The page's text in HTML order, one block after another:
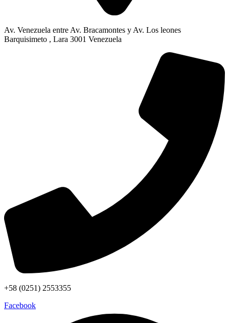
Av. Venezuela entre Av. Bracamontes y Av. Los leones
Barquisimeto , Lara 3001 Venezuela
+58 (0251) 2553355
Facebook